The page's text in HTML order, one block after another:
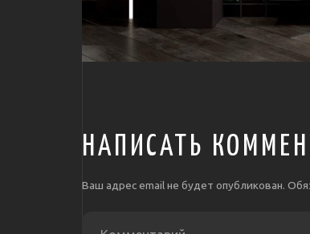
НАПИСАТЬ
Ваш адрес email не будет опубликован.